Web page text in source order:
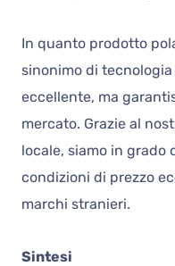
In quanto prodotto
sinonimo di
eccellente, ma
mercato. Grazie al
locale, siamo in grado
condizioni di prezzo
marchi stranieri.
Sintesi